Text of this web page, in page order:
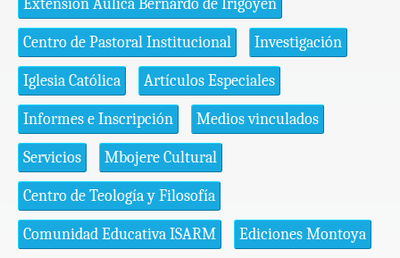
Centro de Pastoral Institucional Investigación
Iglesia Católica Artículos Especiales
Informes e Inscripción Medios vinculados
Servicios Mbojere Cultural
Centro de Teología y Filosofía
Comunidad Educativa ISARM Ediciones Montoya